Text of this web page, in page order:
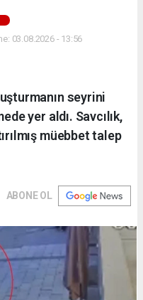
03.08.2026 - 13:56
seyrini
yer aldı. Savcılık,
müebbet talep
ABONE OL